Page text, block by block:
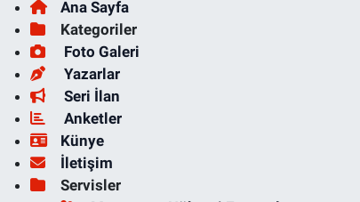
Ana Sayfa
Kategoriler
Foto Galeri
Yazarlar
Seri İlan
Anketler
Künye
İletişim
Servisler